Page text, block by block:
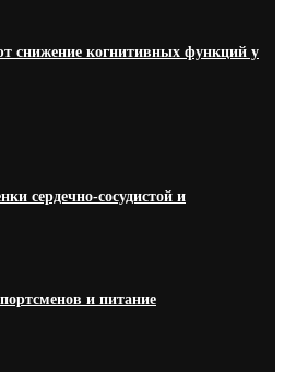
снижение когнитивных функций у
сердечно-сосудистой и
и питание